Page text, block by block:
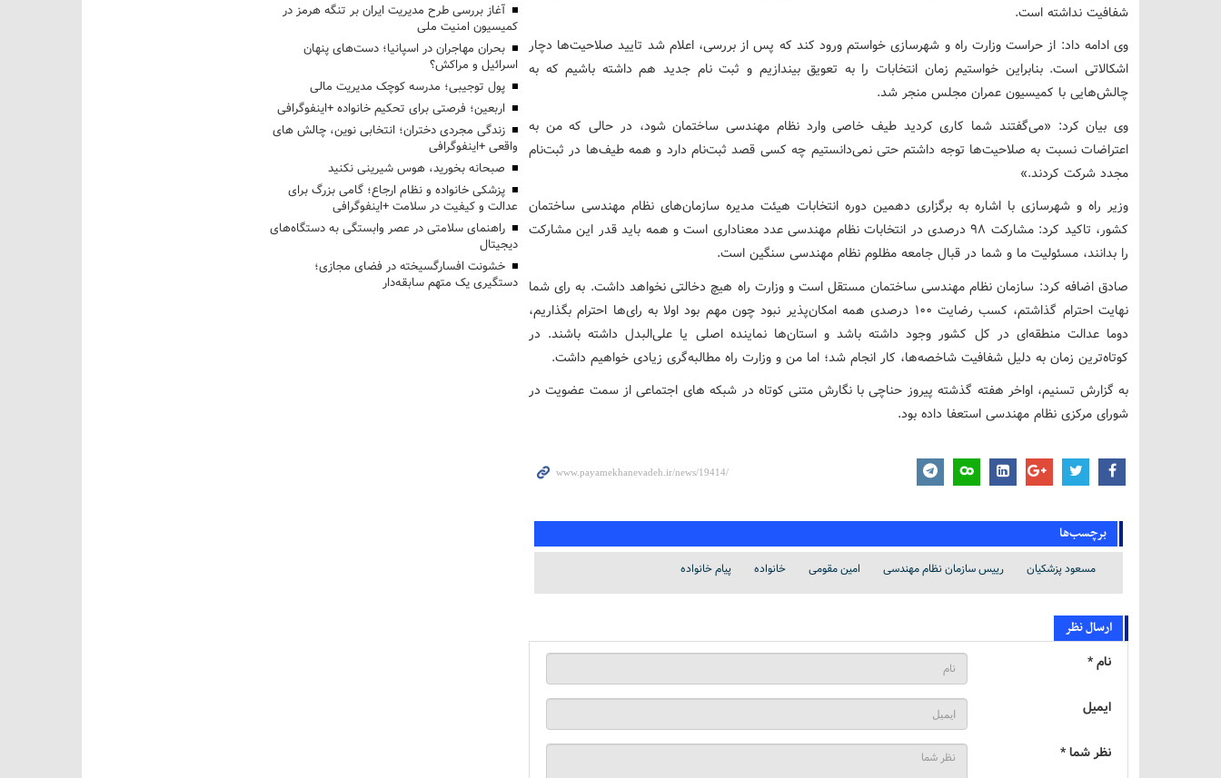
شفافیت نداشته است.
وی ادامه داد: از حراست وزارت راه و شهرسازی خواستم ‌ورود کند که پس از بررسی، اعلام شد تایید صلاحیت‌ها دچار
اشکالاتی است. بنابراین خواستیم زمان انتخابات را به تعویق بیندازیم و ثبت نام جدید هم داشته باشیم که به
چالش‌هایی با کمیسیون عمران مجلس منجر شد.
وی بیان کرد: «می‌گفتند شما کاری کردید طیف خاصی وارد نظام مهندسی ساختمان شود، در حالی که من به
اعتراضات نسبت به صلاحیت‌ها توجه داشتم حتی نمی‌دانستیم چه کسی قصد ثبت‌نام دارد و همه طیف‌ها در ثبت‌نام
مجدد شرکت کردند.»
وزیر راه و شهرسازی با اشاره به برگزاری دهمین دوره انتخابات هیئت مدیره سازمان‌های نظام مهندسی ساختمان
کشور، تاکید کرد: مشارکت 98 درصدی در انتخابات نظام مهندسی عدد معناداری است و همه باید قدر این مشارکت
را بدانند، مسئولیت ما و شما در قبال جامعه مظلوم نظام مهندسی سنگین است.
صادق اضافه کرد: سازمان نظام مهندسی ساختمان مستقل است و وزارت راه هیچ دخالتی نخواهد داشت. به رای شما
نهایت احترام گذاشتم، کسب رضایت 100 درصدی همه امکان‌پذیر نبود چون مهم بود اولا به رای‌ها احترام بگذاریم،
دوما عدالت منطقه‌ای در کل کشور وجود داشته باشد و استان‌ها نماینده اصلی یا علی‌البدل داشته باشند. در
کوتاه‌ترین زمان به دلیل شفافیت شاخصه‌ها، کار انجام شد؛ اما من و وزارت راه مطالبه‌گری زیادی خواهیم داشت.
به گزارش تسنیم، اواخر هفته گذشته پیروز حناچی با نگارش متنی کوتاه در شبکه های اجتماعی از سمت عضویت در
شورای مرکزی نظام مهندسی استعفا داده بود.
برچسب‌ها
مسعود پزشکیان رییس سازمان نظام مهندسی امین مقومی خانواده پیام خانواده
ارسال نظر
نام *
ایمیل
نظر شما *
آغاز بررسی طرح مدیریت ایران بر تنگه هرمز در
کمیسیون امنیت ملی
بحران مهاجران در اسپانیا؛ دست‌های پنهان
اسرائیل و مراکش؟
پول توجیبی؛ مدرسه کوچک مدیریت مالی
اربعین؛ فرصتی برای تحکیم خانواده +اینفوگرافی
زندگی مجردی دختران؛ انتخابی نوین، چالش های
واقعی +اینفوگرافی
صبحانه بخورید، هوس شیرینی نکنید
پزشکی خانواده و نظام ارجاع؛ گامی بزرگ برای
عدالت و کیفیت در سلامت +اینفوگرافی
راهنمای سلامتی در عصر وابستگی به دستگاه‌های
دیجیتال
خشونت افسارگسیخته در فضای مجازی؛
دستگیری یک متهم سابقه‌دار